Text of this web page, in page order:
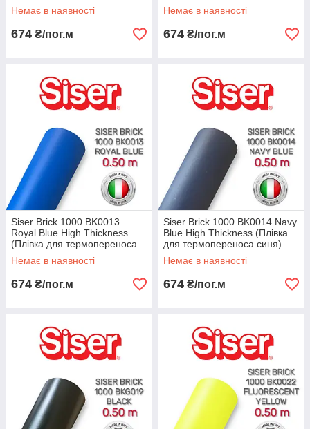
Немає в наявності
674 ₴/пог.м
Немає в наявності
674 ₴/пог.м
Siser Brick 1000 BK0013
Royal Blue High Thickness
(Плівка для термопереноса
синя)
Немає в наявності
674 ₴/пог.м
Siser Brick 1000 BK0014 Navy
Blue High Thickness (Плівка
для термопереноса синя)
Немає в наявності
674 ₴/пог.м